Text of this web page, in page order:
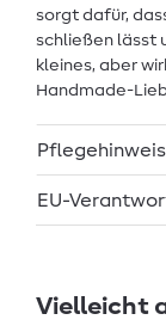
sorgt dafür,
schließen lässt
kleines, aber
Handmade-
EU-
Vielleicht